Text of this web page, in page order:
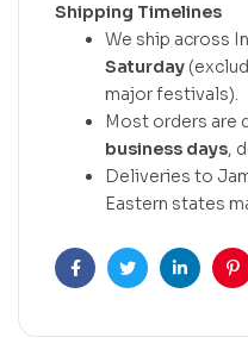
Shipping Timelines
We ship across
Saturday
major festivals).
Most orders are
business days,
Deliveries to
Eastern states
FacebookTwitterLinkedin